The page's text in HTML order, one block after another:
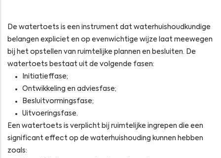
De watertoets is een instrument dat waterhuishoudkundige
belangen expliciet en op evenwichtige wijze laat meewegen
bij het opstellen van ruimtelijke plannen en besluiten. De
watertoets bestaat uit de volgende fasen:
Initiatieffase;
Ontwikkeling en adviesfase;
Besluitvormingsfase;
Uitvoeringsfase.
Een watertoets is verplicht bij ruimtelijke ingrepen die een
significant effect op de waterhuishouding kunnen hebben
zoals: